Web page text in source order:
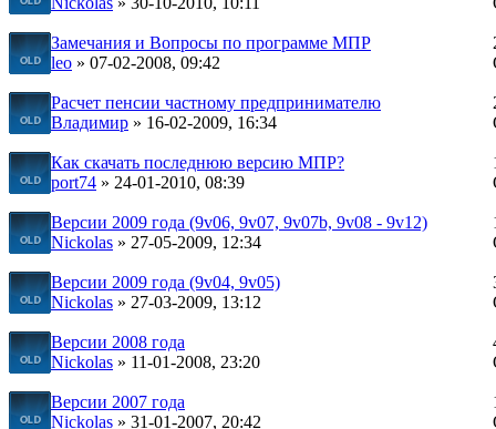
Замечания и Вопросы по программе МПР
leo » 07-02-2008, 09:42
Расчет пенсии частному предпринимателю
Владимир » 16-02-2009, 16:34
Как скачать последнюю версию МПР?
port74 » 24-01-2010, 08:39
Версии 2009 года (9v06, 9v07, 9v07b, 9v08 - 9v12)
Nickolas » 27-05-2009, 12:34
Версии 2009 года (9v04, 9v05)
Nickolas » 27-03-2009, 13:12
Версии 2008 года
Nickolas » 11-01-2008, 23:20
Версии 2007 года
Nickolas » 31-01-2007, 20:42